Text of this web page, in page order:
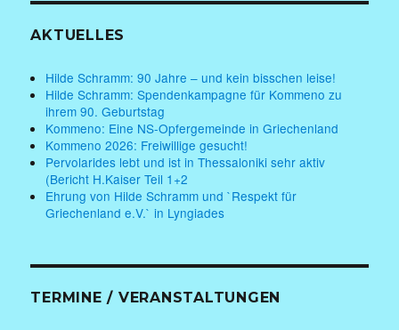
AKTUELLES
Hilde Schramm: 90 Jahre – und kein bisschen leise!
Hilde Schramm: Spendenkampagne für Kommeno zu
ihrem 90. Geburtstag
Kommeno: Eine NS-Opfergemeinde in Griechenland
Kommeno 2026: Freiwillige gesucht!
Pervolarides lebt und ist in Thessaloniki sehr aktiv
(Bericht H.Kaiser Teil 1+2
Ehrung von Hilde Schramm und `Respekt für
Griechenland e.V.` in Lyngiades
TERMINE / VERANSTALTUNGEN